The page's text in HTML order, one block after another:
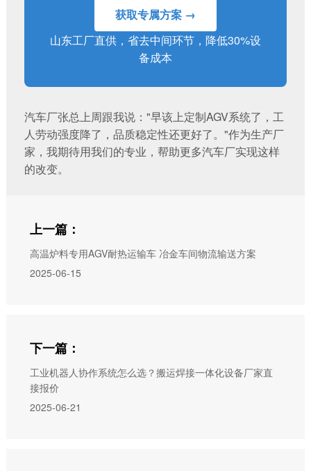
获取专属方案 →
山东工厂直供，省去中间环节，降低30%设
备成本
汽车厂张总上周跟我说："早该上定制AGV系统了，工
人劳动强度降了，品质稳定性还更好了。"作为生产厂
家，我期待用我们的专业，帮助更多汽车厂实现这样
的改变。
上一篇：
高温炉料专用AGV耐热运输车 冶金车间物流输送方案
2025-06-15
下一篇：
工业机器人协作系统怎么选？搬运焊接一体化设备厂家直
接报价
2025-06-21